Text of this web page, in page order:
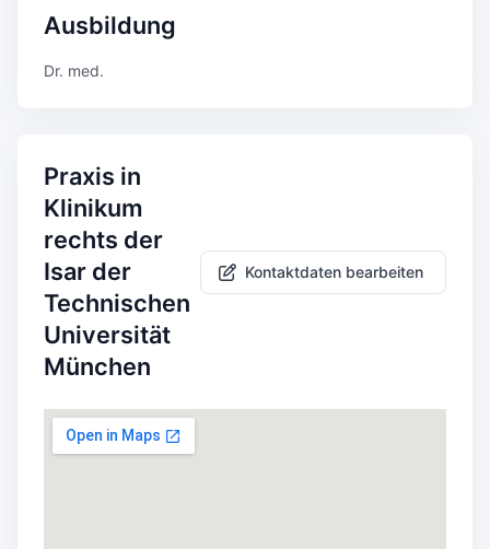
Ausbildung
Dr. med.
Praxis in
Klinikum
rechts der
Isar der
Technischen
Universität
München
Kontaktdaten bearbeiten